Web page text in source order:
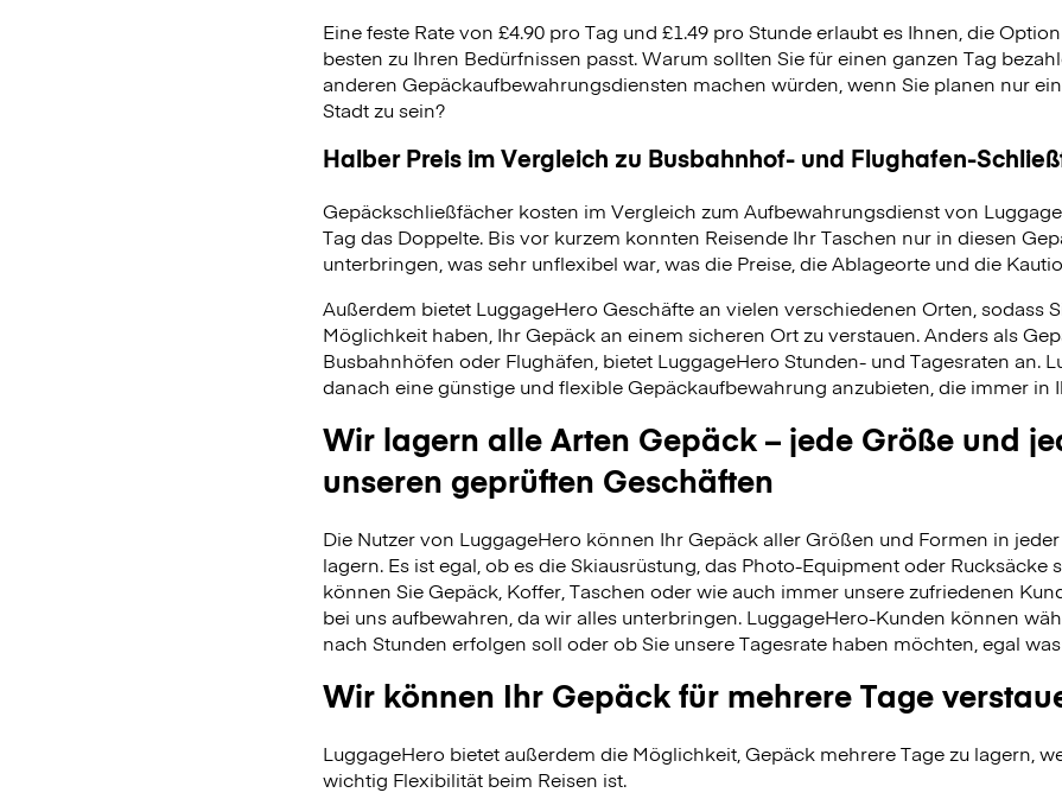
Eine feste Rate von £4.90 pro Tag und £1.49 pro Stunde erlaubt es Ihnen, die
besten zu Ihren Bedürfnissen passt. Warum sollten Sie für einen ganzen Tag
anderen Gepäckaufbewahrungsdiensten machen würden, wenn Sie planen nur
Stadt zu sein?
Halber Preis im Vergleich zu Busbahnhof- und Flughafen-
Gepäckschließfächer kosten im Vergleich zum Aufbewahrungsdienst von
Tag das Doppelte. Bis vor kurzem konnten Reisende Ihr Taschen nur in diesen
unterbringen, was sehr unflexibel war, was die Preise, die Ablageorte und die
Außerdem bietet LuggageHero Geschäfte an vielen verschiedenen Orten, sodass
Möglichkeit haben, Ihr Gepäck an einem sicheren Ort zu verstauen. Anders als
Busbahnhöfen oder Flughäfen, bietet LuggageHero Stunden- und Tagesraten an.
danach eine günstige und flexible Gepäckaufbewahrung anzubieten, die immer in
Wir lagern alle Arten Gepäck – jede Größe und
unseren geprüften Geschäften
Die Nutzer von LuggageHero können Ihr Gepäck aller Größen und Formen in
lagern. Es ist egal, ob es die Skiausrüstung, das Photo-Equipment oder Rucksäcke
können Sie Gepäck, Koffer, Taschen oder wie auch immer unsere zufriedenen
bei uns aufbewahren, da wir alles unterbringen. LuggageHero-Kunden können
nach Stunden erfolgen soll oder ob Sie unsere Tagesrate haben möchten, egal
Wir können Ihr Gepäck für mehrere Tage
LuggageHero bietet außerdem die Möglichkeit, Gepäck mehrere Tage zu lagern,
wichtig Flexibilität beim Reisen ist.